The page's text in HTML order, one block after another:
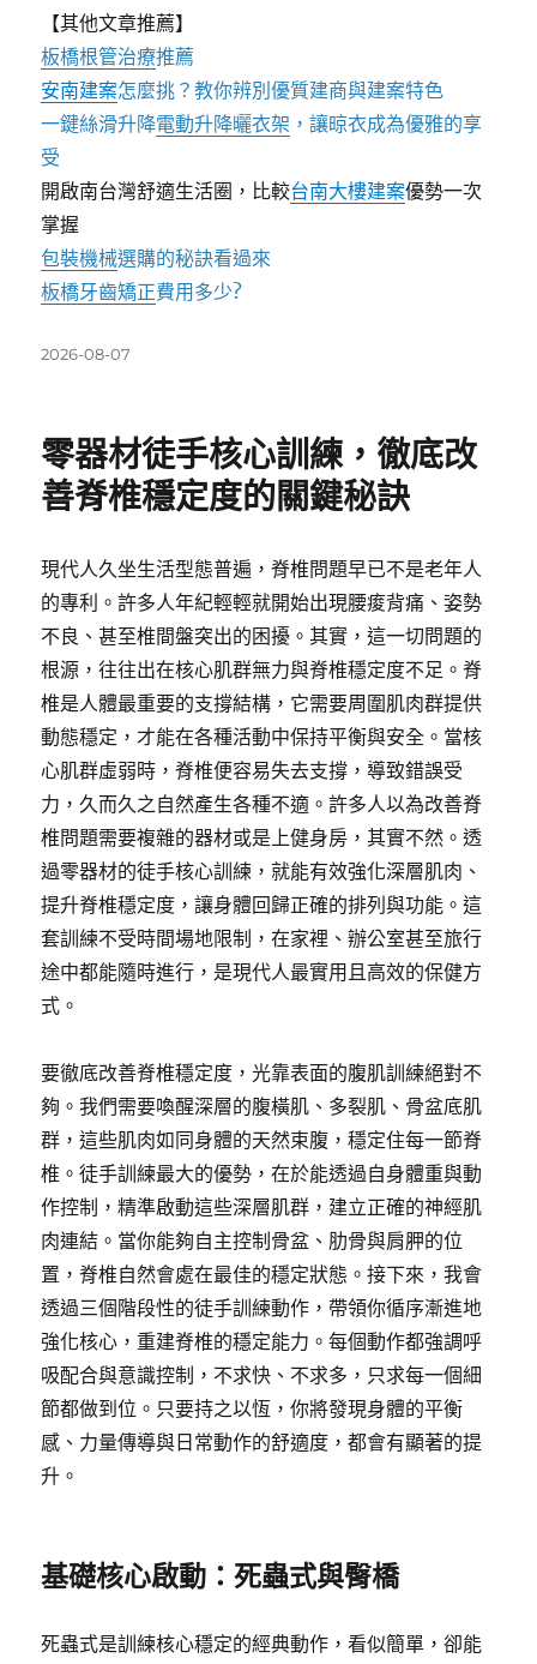
【其他文章推薦】
板橋根管治療推薦
安南建案怎麼挑？教你辨別優質建商與建案特色
一鍵絲滑升降電動升降曬衣架 ，讓晾衣成為優雅的享
受
開啟南台灣舒適生活圈，比較台南大樓建案優勢一次
掌握
包裝機械選購的秘訣看過來
板橋牙齒矯正費用多少?
發
2026-08-07
零器材徒手核心訓練，徹底改
善脊椎穩定度的關鍵秘訣
現代人久坐生活型態普遍，脊椎問題早已不是老年人
的專利。許多人年紀輕輕就開始出現腰痠背痛、姿勢
不良、甚至椎間盤突出的困擾。其實，這一切問題的
根源，往往出在核心肌群無力與脊椎穩定度不足。脊
椎是人體最重要的支撐結構，它需要周圍肌肉群提供
動態穩定，才能在各種活動中保持平衡與安全。當核
心肌群虛弱時，脊椎便容易失去支撐，導致錯誤受
力，久而久之自然產生各種不適。許多人以為改善脊
椎問題需要複雜的器材或是上健身房，其實不然。透
過零器材的徒手核心訓練，就能有效強化深層肌肉、
提升脊椎穩定度，讓身體回歸正確的排列與功能。這
套訓練不受時間場地限制，在家裡、辦公室甚至旅行
途中都能隨時進行，是現代人最實用且高效的保健方
式。
要徹底改善脊椎穩定度，光靠表面的腹肌訓練絕對不
夠。我們需要喚醒深層的腹橫肌、多裂肌、骨盆底肌
群，這些肌肉如同身體的天然束腹，穩定住每一節脊
椎。徒手訓練最大的優勢，在於能透過自身體重與動
作控制，精準啟動這些深層肌群，建立正確的神經肌
肉連結。當你能夠自主控制骨盆、肋骨與肩胛的位
置，脊椎自然會處在最佳的穩定狀態。接下來，我會
透過三個階段性的徒手訓練動作，帶領你循序漸進地
強化核心，重建脊椎的穩定能力。每個動作都強調呼
吸配合與意識控制，不求快、不求多，只求每一個細
節都做到位。只要持之以恆，你將發現身體的平衡
感、力量傳導與日常動作的舒適度，都會有顯著的提
升。
基礎核心啟動：死蟲式與臀橋
死蟲式是訓練核心穩定的經典動作，看似簡單，卻能